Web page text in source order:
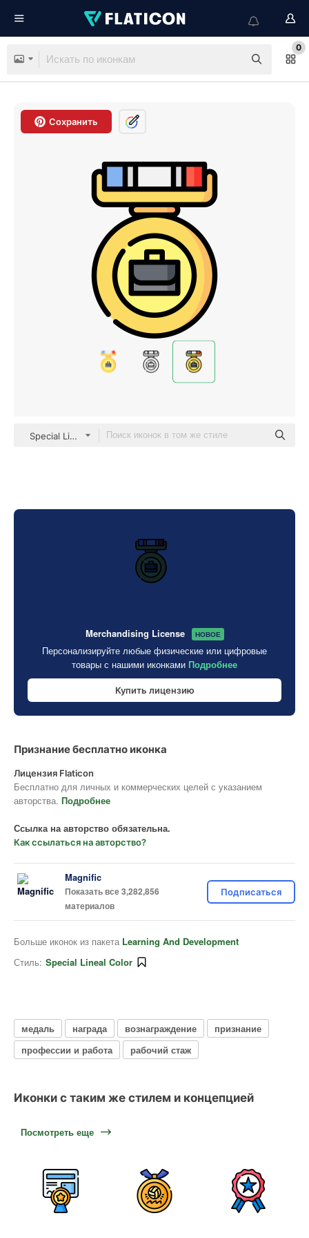
0
Сохранить
Special Lineal color
Merchandising License НОВОЕ
Персонализируйте любые физические или цифровые
товары с нашими иконками Подробнее
Купить лицензию
Признание бесплатно иконка
Лицензия Flaticon
Бесплатно для личных и коммерческих целей с указанием
авторства. Подробнее
Ссылка на авторство обязательна.
Как ссылаться на авторство?
Magnific
Показать все 3,282,856
материалов
Подписаться
Больше иконок из пакета Learning And Development
Стиль: Special Lineal Color
медаль награда вознаграждение
признание
профессии и работа
рабочий стаж
Иконки с таким же стилем и концепцией
Посмотреть еще